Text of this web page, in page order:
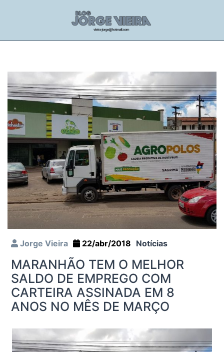
Jorge Vieira 22/abr/2018 Notícias
MARANHÃO TEM O MELHOR
SALDO DE EMPREGO COM
CARTEIRA ASSINADA EM 8
ANOS NO MÊS DE MARÇO